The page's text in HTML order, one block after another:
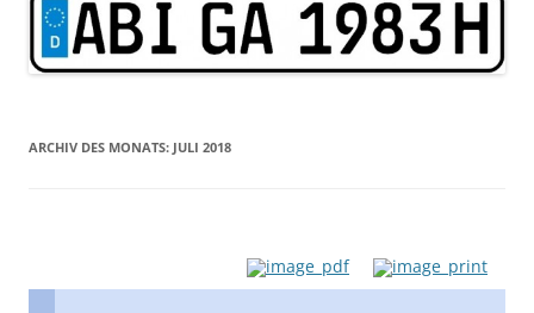
ARCHIV DES MONATS: JULI 2018